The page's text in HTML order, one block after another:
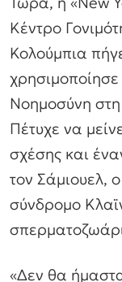
Κέντρο
Κολούμπια
χρησιμοποίησε
Νοημοσύνη
Πέτυχε να
σχέσης και
τον Σάμιουελ,
σύνδρομο
«Δεν θα